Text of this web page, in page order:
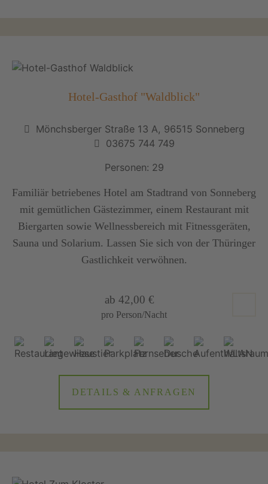
Hotel-Gasthof "Waldblick"
Mönchsberger Straße 13 A, 96515 Sonneberg
03675 744 749
Personen: 29
Familiär betriebenes Hotel am Stadtrand von Sonneberg
mit gemütlichen Gästezimmer, einem Restaurant mit
Biergarten sowie Wellnessbereich mit Fitnessgeräten,
Sauna und Solarium. Lassen Sie sich von der Thüringer
Gastlichkeit verwöhnen.
ab 42,00 €
pro Person/Nacht
DETAILS & ANFRAGEN